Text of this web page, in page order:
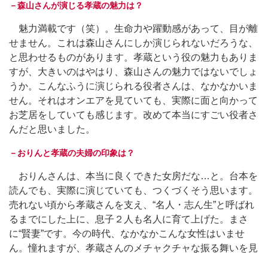
－森山さんが演じる孝蔵の魅力は？
魅力満載です（笑）。生命力や躍動感があって、目が離
せません。これは森山さんにしか演じられないだろうな、
と思わせるものがあります。孝蔵という役の魅力もありま
すが、大きいのはやはり、森山さんの魅力ではないでしょ
うか。こんなふうに演じられる役者さんは、なかなかいま
せん。それはオンエアを見ていても、実際に面と向かって
お芝居をしていても感じます。改めて本当にすごい役者さ
んだと思いました。
－おりんと孝蔵の夫婦の印象は？
おりんさんは、本当に良くできた女房だな…と。台本を
読んでも、実際に演じていても、つくづくそう思います。
売れない頃から孝蔵さんを支え、“名人・志ん生”と呼ばれ
るまでにした上に、息子２人も名人に育て上げた。まさ
に“賢妻”です。今の時代、なかなかこんな女性はいませ
ん。憧れますが、孝蔵さんのメチャクチャな振る舞いを見